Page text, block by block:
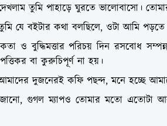
তুমি পাহাড়ে ঘুরতে ভালোবাসো।
যে বইটার কথা বলছিলে, ওটা আমি
ও বুদ্ধিমত্তার পরিচয় দিন রসবোধ
বা কুরুচিপূর্ণ না হয়।
দুজনেরই কফি পছন্দ, মনে হচ্ছে
গুগল ম্যাপও তোমার মতো এতোটা